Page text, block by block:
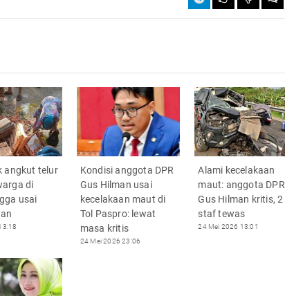
angkut telur
di
usai
Kondisi anggota DPR
Gus Hilman usai
kecelakaan maut di
Tol Paspro: lewat
masa kritis
24 Mei 2026 23:06
Alami kecelakaan
maut: anggota DPR
Gus Hilman kritis, 2
staf tewas
24 Mei 2026 13:01